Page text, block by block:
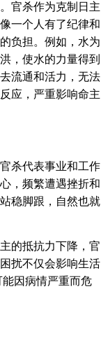
官杀作为克制日主
一个人有了纪律和
负担。例如，水为
，使水的力量得到
流通和活力，无法
应，严重影响命主
杀代表事业和工作
，频繁遭遇挫折和
稳脚跟，自然也就
的抵抗力下降，官
扰不仅会影响生活
因病情严重而危